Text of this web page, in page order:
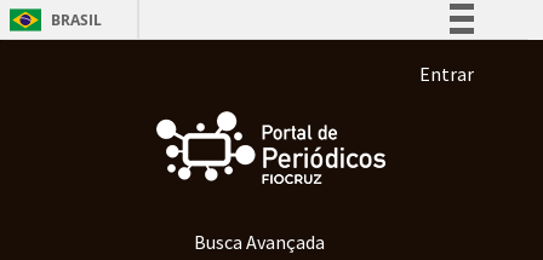
Pular para o conteúdo principal
BRASIL
Participe
Acesso à informação
Menu de
Entrar
Busca Avançada